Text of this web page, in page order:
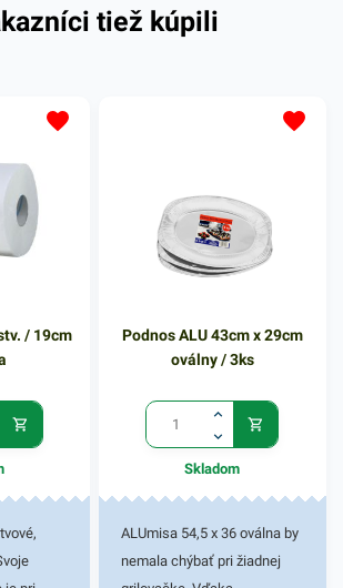
poskytne
tiež kúpili
/ 19cm
Podnos ALU 43cm x 29cm
oválny / 3ks
Skladom
ALUmisa 54,5 x 36 oválna by
nemala chýbať pri žiadnej